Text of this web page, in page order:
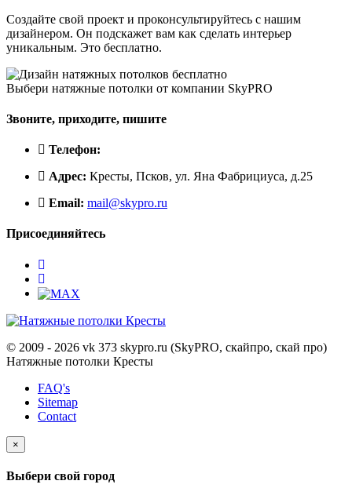
Создайте свой проект и проконсультируйтесь с нашим
дизайнером. Он подскажет вам как сделать интерьер
уникальным. Это бесплатно.
Выбери натяжные потолки от компании SkyPRO
Звоните, приходите, пишите
Телефон:
Адрес: Кресты, Псков, ул. Яна Фабрициуса, д.25
Email: mail@skypro.ru
Присоединяйтесь
© 2009 - 2026 vk 373 skypro.ru (SkyPRO, скайпро, скай про)
Натяжные потолки Кресты
FAQ's
Sitemap
Contact
×
Выбери свой город